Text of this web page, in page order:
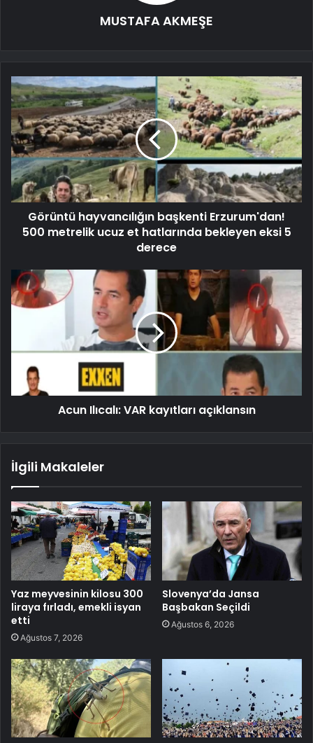
MUSTAFA AKMEŞE
Görüntü hayvancılığın başkenti Erzurum'dan!
500 metrelik ucuz et hatlarında bekleyen eksi 5
derece
Acun Ilıcalı: VAR kayıtları açıklansın
İlgili Makaleler
Yaz meyvesinin kilosu 300
liraya fırladı, emekli isyan
etti
Ağustos 7, 2026
Slovenya’da Jansa
Başbakan Seçildi
Ağustos 6, 2026